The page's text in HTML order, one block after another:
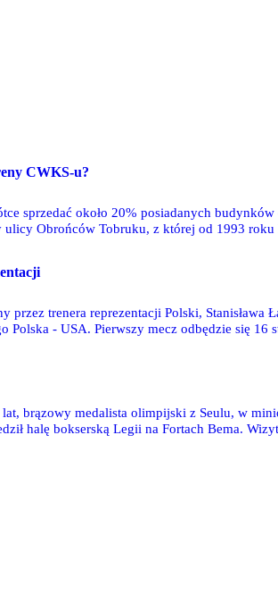
CWKS-u?
sprzedać około 20% posiadanych
ulicy Obrońców Tobruku, z której od 1993
przez trenera reprezentacji Polski,
Polska - USA. Pierwszy mecz odbędzie się
brązowy medalista olimpijski z Seulu, w
halę bokserską Legii na Fortach Bema.